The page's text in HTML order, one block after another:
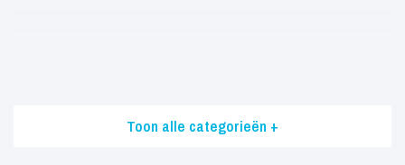
Toon alle categorieën +